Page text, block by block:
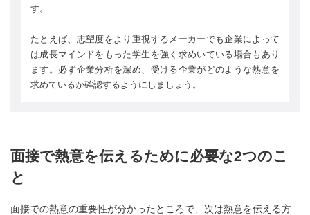
す。
たとえば、志望度をより重視するメーカーでも企業によって
は成長マインドをもった学生を強く求めいている場合もあり
ます。必ず企業分析を深め、受ける企業がどのような熱意を
求めているか確認するようにしましょう。
面接で熱意を伝えるために必要な2つのこ
と
面接での熱意の重要性が分かったところで、次は熱意を伝える方